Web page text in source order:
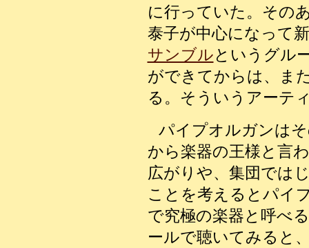
に行っていた。その
泰子が中心になって
サンブルというグル
ができてからは、ま
る。そういうアーテ
パイプオルガンは
から楽器の王様と言
広がりや、集団では
ことを考えるとパイ
で究極の楽器と呼べ
ールで聴いてみると